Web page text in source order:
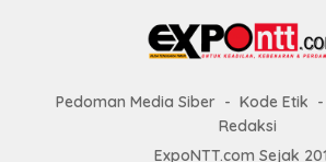
Pedoman Media Siber Kode Etik
Redaksi
ExpoNTT.com Sejak